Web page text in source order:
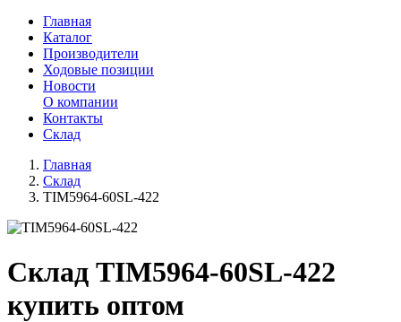
Главная
Каталог
Производители
Ходовые позиции
Новости
О компании
Контакты
Склад
Главная
Склад
TIM5964-60SL-422
Склад TIM5964-60SL-422
купить оптом